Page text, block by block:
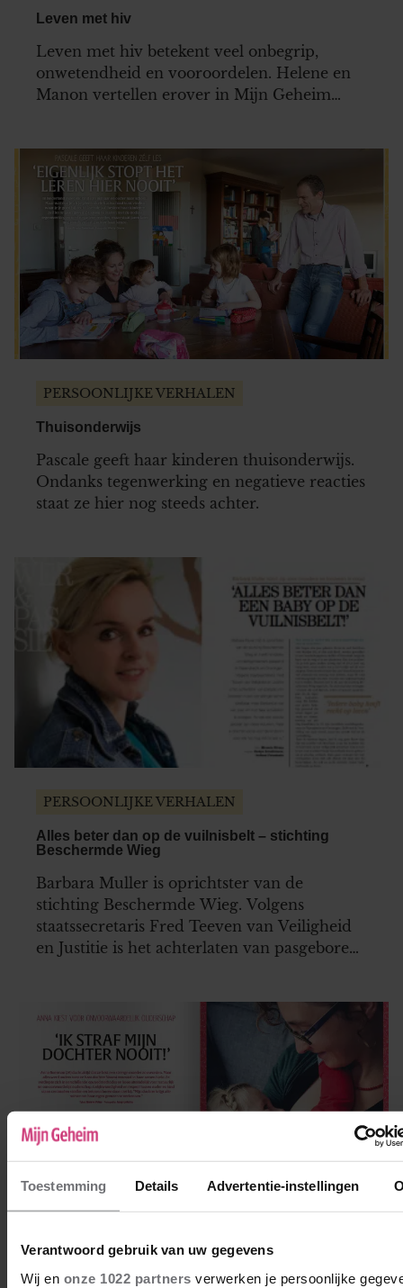
Toestemming Details Advertentie-instellingen
Verantwoord gebruik van uw gegevens
Wij en onze 1022 partners verwerken je persoonlijke
Leven met hiv
Leven met hiv betekent veel onbegrip,
onwetendheid en vooroordelen. Helene en
Manon vertellen erover in Mijn Geheim…
PERSOONLIJKE VERHALEN
Thuisonderwijs
Pascale geeft haar kinderen thuisonderwijs.
Ondanks tegenwerking en negatieve reacties
staat ze hier nog steeds achter.
PERSOONLIJKE VERHALEN
Alles beter dan op de vuilnisbelt – stichting
Beschermde Wieg
Barbara Muller is oprichtster van de
stichting Beschermde Wieg. Volgens
staatssecretaris Fred Teeven van Veiligheid
en Justitie is het achterlaten van pasgeboren
activiteiten te stoppen.
PERSOONLIJKE VERHALEN
Ik straf mijn kind nooit!